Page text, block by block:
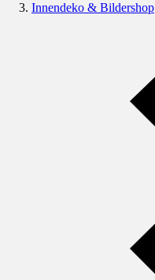
Innendeko & Bildershop